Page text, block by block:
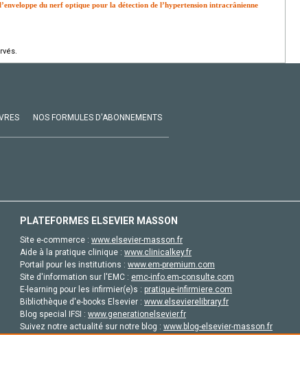
du nerf optique pour la détection de l’hypertension intracrânienne
NOS FORMULES D'ABONNEMENTS
PLATEFORMES ELSEVIER MASSON
Site e-commerce : www.elsevier-masson.fr
Aide à la pratique clinique : www.clinicalkey.fr
Portail pour les institutions : www.em-premium.com
Site d'information sur l'EMC : emc-info.em-consulte.com
E-learning pour les infirmier(e)s : pratique-infirmiere.com
Bibliothèque d'e-books Elsevier : www.elsevierelibrary.fr
Blog special IFSI : www.generationelsevier.fr
Suivez notre actualité sur notre blog : www.blog-elsevier-masson.fr